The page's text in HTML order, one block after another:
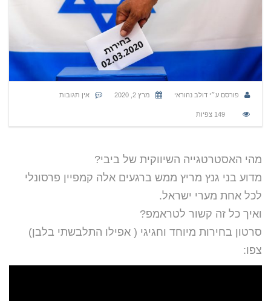
פורסם ע״י דולב נהוראי מרץ 2, 2020 אין תגובות
149 צפיות
מהי האסטרטגייה השיווקית של ביבי?
מדוע בני גנץ מריץ ממש ברגעים אלה קמפיין פרסונלי
לכל אחת מערי ישראל.
ואיך כל זה קשור לטראמפ?
סרטון בחירות מיוחד וחגיגי ( אפילו התלבשתי בלבן)
צפו: